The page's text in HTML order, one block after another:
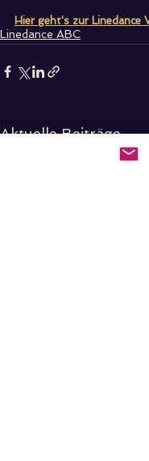
Hier geht's zur Linedance
Linedance ABC
Aktuelle Beiträge